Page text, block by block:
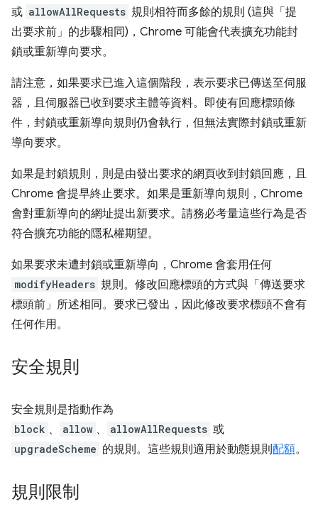
或 allowAllRequests 規則相符而多餘的規則 (這與「提
出要求前」的步驟相同)，Chrome 可能會代表擴充功能封
鎖或重新導向要求。
請注意，如果要求已進入這個階段，表示要求已傳送至伺服
器，且伺服器已收到要求主體等資料。即使有回應標頭條
件，封鎖或重新導向規則仍會執行，但無法實際封鎖或重新
導向要求。
如果是封鎖規則，則是由發出要求的網頁收到封鎖回應，且
Chrome 會提早終止要求。如果是重新導向規則，Chrome
會對重新導向的網址提出新要求。請務必考量這些行為是否
符合擴充功能的隱私權期望。
如果要求未遭封鎖或重新導向，Chrome 會套用任何
modifyHeaders 規則。修改回應標頭的方式與「傳送要求
標頭前」所述相同。要求已發出，因此修改要求標頭不會有
任何作用。
安全規則
安全規則是指動作為
block 、 allow 、 allowAllRequests 或
upgradeScheme 的規則。這些規則適用於動態規則配額。
規則限制